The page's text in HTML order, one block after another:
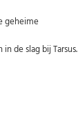
geheime
de slag bij Tarsus.